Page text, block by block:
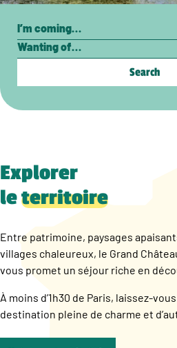
Search
Explorer
leterritoire
Entre patrimoine, paysages
villages chaleureux, le Grand
vous promet un séjour riche en
À moins d’1h30 de Paris, laissez-
destination pleine de charme et